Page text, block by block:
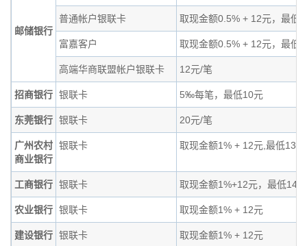
邮储银行
普通帐户银联卡 取现金额0.5% + 12元，最低
富嘉客户 取现金额0.5% + 12元，最低
高端华商联盟帐户银联卡 12元/笔
招商银行 银联卡 5‰每笔，最低10元
东莞银行 银联卡 20元/笔
广州农村
商业银行
银联卡 取现金额1% + 12元,最低13
工商银行 银联卡 取现金额1%+12元，最低14
农业银行 银联卡 取现金额1% + 12元
建设银行 银联卡 取现金额1% + 12元